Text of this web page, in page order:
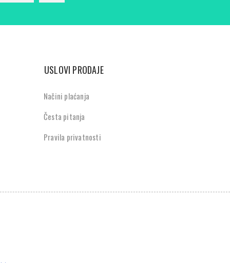
USLOVI PRODAJE
Načini plaćanja
Česta pitanja
Pravila privatnosti